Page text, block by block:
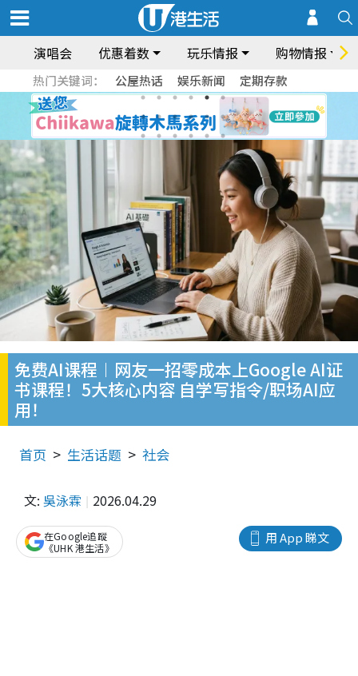
演唱会 优惠着数 玩乐情报 购物情报
热门关键词： 公屋热话 娱乐新闻 定期存款
免费AI课程︱网友一招零成本上Google AI证
书课程！5大核心内容 自学写指令/职场AI应
用！
首页 生活话题 社会
文: 吳泳霖 2026.04.29
用 App 睇文
在Google追蹤
《UHK 港生活》